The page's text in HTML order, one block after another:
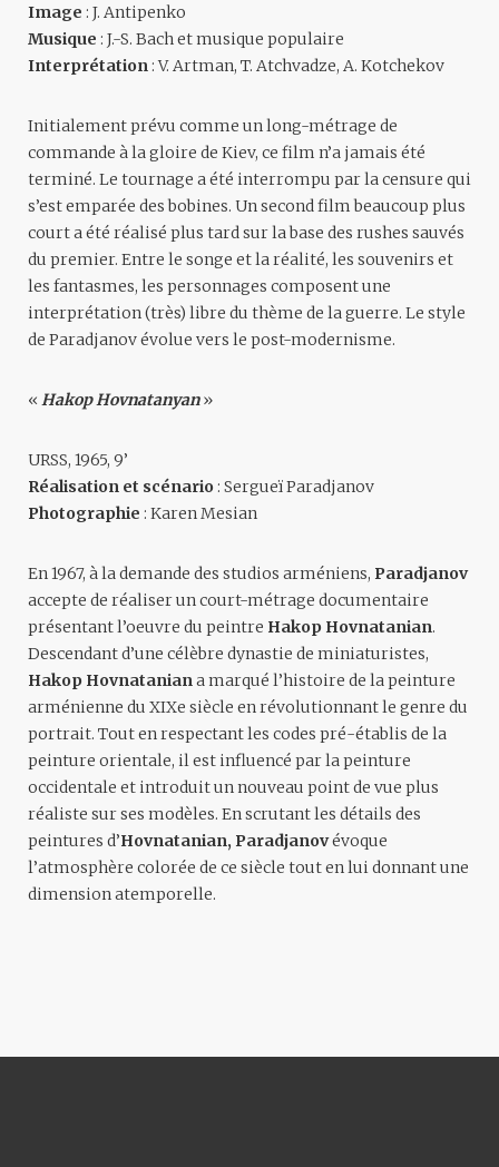
Image : J. Antipenko
Musique : J.-S. Bach et musique populaire
Interprétation : V. Artman, T. Atchvadze, A. Kotchekov
Initialement prévu comme un long-métrage de
commande à la gloire de Kiev, ce film n’a jamais été
terminé. Le tournage a été interrompu par la censure qui
s’est emparée des bobines. Un second film beaucoup plus
court a été réalisé plus tard sur la base des rushes sauvés
du premier. Entre le songe et la réalité, les souvenirs et
les fantasmes, les personnages composent une
interprétation (très) libre du thème de la guerre. Le style
de Paradjanov évolue vers le post-modernisme.
« Hakop Hovnatanyan»
URSS, 1965, 9’
Réalisation et scénario : Sergueï Paradjanov
Photographie : Karen Mesian
En 1967, à la demande des studios arméniens, Paradjanov
accepte de réaliser un court-métrage documentaire
présentant l’oeuvre du peintre Hakop Hovnatanian.
Descendant d’une célèbre dynastie de miniaturistes,
Hakop Hovnatanian a marqué l’histoire de la peinture
arménienne du XIXe siècle en révolutionnant le genre du
portrait. Tout en respectant les codes pré-établis de la
peinture orientale, il est influencé par la peinture
occidentale et introduit un nouveau point de vue plus
réaliste sur ses modèles. En scrutant les détails des
peintures d’Hovnatanian, Paradjanovévoque
l’atmosphère colorée de ce siècle tout en lui donnant une
dimension atemporelle.